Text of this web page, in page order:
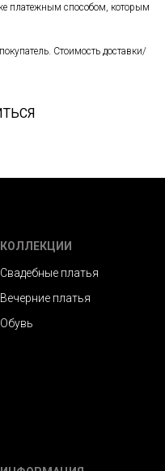
платежным способом, которым
Стоимость доставки/
КОЛЛЕКЦИИ
Свадебные платья
Вечерние платья
Обувь